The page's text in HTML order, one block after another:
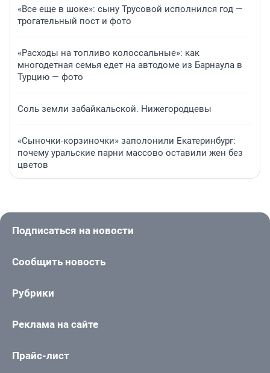
«Все еще в шоке»: сыну Трусовой исполнился год —
трогательный пост и фото
«Расходы на топливо колоссальные»: как
многодетная семья едет на автодоме из Барнаула в
Турцию — фото
Соль земли забайкальской. Нижегородцевы
«Сыночки-корзиночки» заполонили Екатеринбург:
почему уральские парни массово оставили жен без
цветов
Подписаться на новости
Сообщить новость
Рубрики
Реклама на сайте
Прайс-лист